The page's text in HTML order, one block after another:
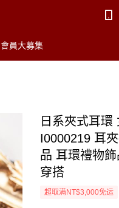
會員大募集
日系夾式耳環
I0000219 耳
品 耳環禮物
穿搭
超取满NT$3,000免运